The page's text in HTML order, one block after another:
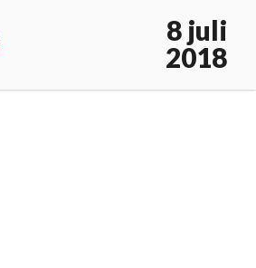
8 juli
2018